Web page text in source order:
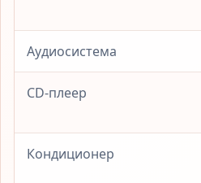
Аудиосистема
CD-плеер
Кондиционер